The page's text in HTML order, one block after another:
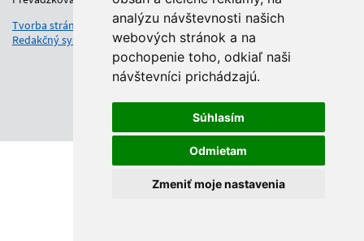
analýzu návštevnosti našich
webových stránok a na
pochopenie toho, odkiaľ naši
návštevníci prichádzajú.
Súhlasím
Odmietam
Zmeniť moje nastavenia
Tvorba stránok
: Aglo Solutions
Redakčný systém
: SysCom